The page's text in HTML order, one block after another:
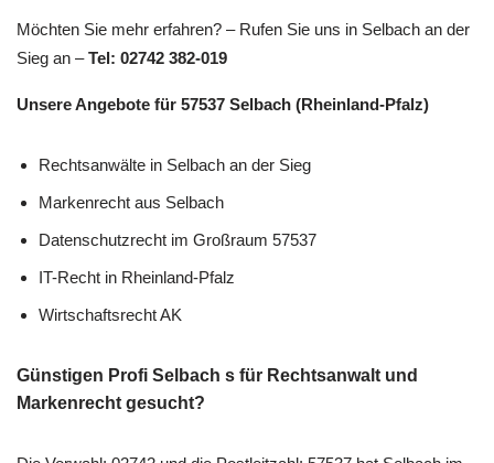
Möchten Sie mehr erfahren? – Rufen Sie uns in Selbach an der
Sieg an –Tel: 02742 382-019
Unsere Angebote für 57537 Selbach (Rheinland-Pfalz)
Rechtsanwälte in Selbach an der Sieg
Markenrecht aus Selbach
Datenschutzrecht im Großraum 57537
IT-Recht in Rheinland-Pfalz
Wirtschaftsrecht AK
Günstigen Profi Selbach s für Rechtsanwalt und
Markenrecht gesucht?